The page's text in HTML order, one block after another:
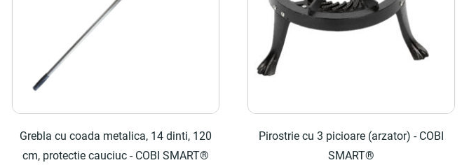
Grebla cu coada metalica, 14 dinti, 120
cm, protectie cauciuc - COBI SMART®
Pirostrie cu 3 picioare (arzator) - COBI
SMART®